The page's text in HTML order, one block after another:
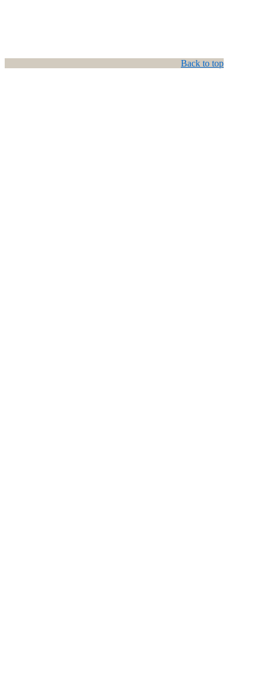
Back to top